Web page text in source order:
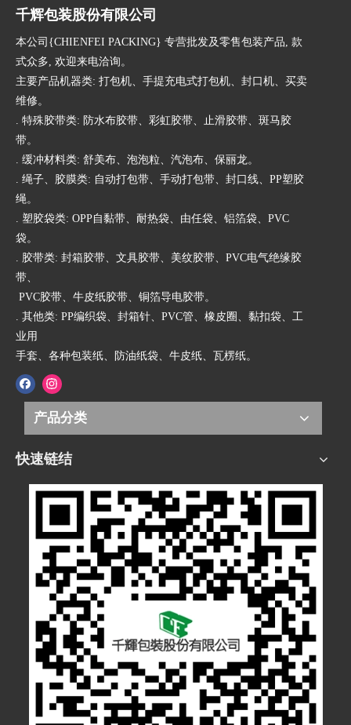
千辉包装股份有限公司
本公司{CHIENFEI PACKING} 专营批发及零售包装产品, 款
式众多, 欢迎来电洽询。
主要产品机器类: 打包机、手提充电式打包机、封口机、买卖
维修。
. 特殊胶带类: 防水布胶带、彩虹胶带、止滑胶带、斑马胶
带。
. 缓冲材料类: 舒美布、泡泡粒、汽泡布、保丽龙。
. 绳子、胶膜类: 自动打包带、手动打包带、封口线、PP塑胶
绳。
. 塑胶袋类: OPP自黏带、耐热袋、由任袋、铝箔袋、PVC
袋。
. 胶带类: 封箱胶带、文具胶带、美纹胶带、PVC电气绝缘胶
带、
PVC胶带、牛皮纸胶带、铜箔导电胶带。
. 其他类: PP编织袋、封箱针、PVC管、橡皮圈、黏扣袋、工
业用
手套、各种包装纸、防油纸袋、牛皮纸、瓦楞纸。
产品分类
快速链结